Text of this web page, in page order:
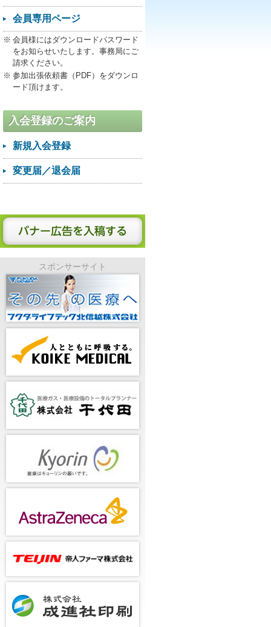
会員専用ページ
会員様にはダウンロードパスワード
をお知らせいたします。事務局にご
請求ください。
参加出張依頼書（PDF）をダウンロ
ード頂けます。
入会登録のご案内
新規入会登録
変更届／退会届
バナー広告を入稿する
スポンサーサイト